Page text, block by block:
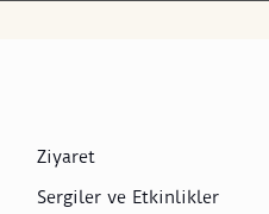
Ziyaret
Sergiler ve Etkinlikler